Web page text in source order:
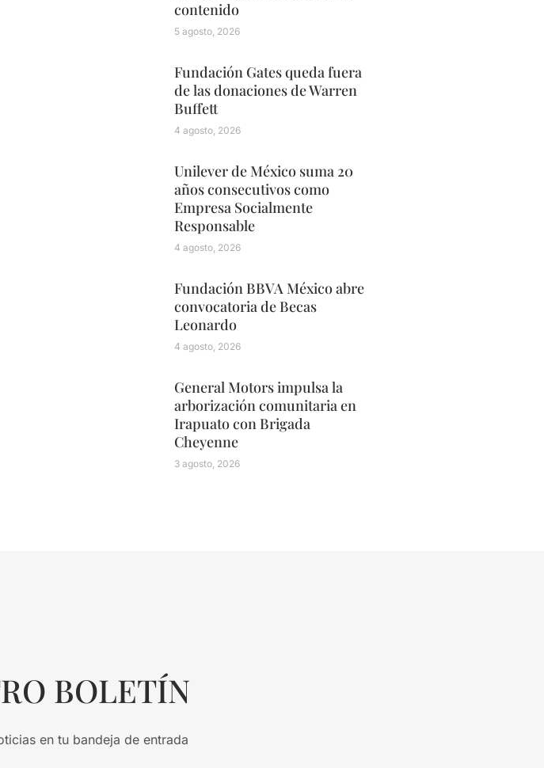
contenido
5 agosto, 2026
Fundación Gates queda fuera
de las donaciones de Warren
Buffett
4 agosto, 2026
Unilever de México suma 20
años consecutivos como
Empresa Socialmente
Responsable
4 agosto, 2026
Fundación BBVA México abre
convocatoria de Becas
Leonardo
4 agosto, 2026
General Motors impulsa la
arborización comunitaria en
Irapuato con Brigada
Cheyenne
3 agosto, 2026
BOLETÍN
en tu bandeja de entrada